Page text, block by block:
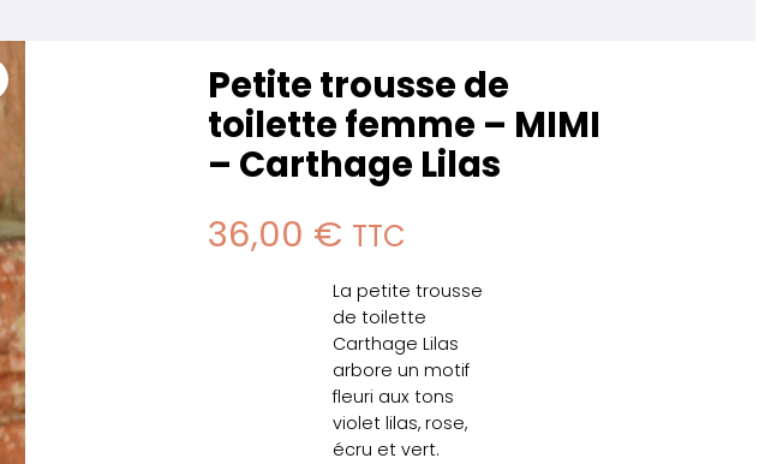
Petite trousse de
toilette femme – MIMI
– Carthage Lilas
36,00 € TTC
La petite trousse
de toilette
Carthage Lilas
arbore un motif
fleuri aux tons
violet lilas, rose,
écru et vert.